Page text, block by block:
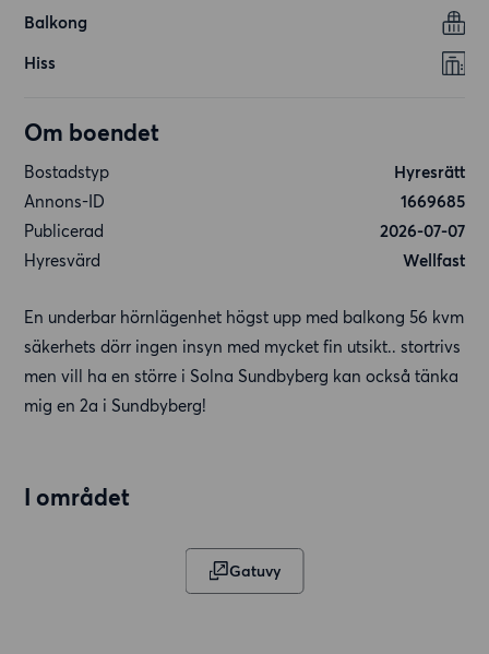
Balkong
Hiss
Om boendet
Bostadstyp
Hyresrätt
Annons-ID
1669685
Publicerad
2026-07-07
Hyresvärd
Wellfast
En underbar hörnlägenhet högst upp med balkong 56 kvm
säkerhets dörr ingen insyn med mycket fin utsikt.. stortrivs
men vill ha en större i Solna Sundbyberg kan också tänka
mig en 2a i Sundbyberg!
I området
Gatuvy